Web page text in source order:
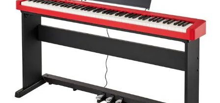
Amplificatoare Audio
Boxe Audio
Ecrane de difuzie
Mixere audio
Pickup-uri, platane & accesorii
Playere si Recordere